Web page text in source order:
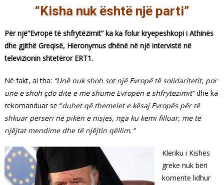
“Kisha nuk është një parti”
Për një“Evropë të shfrytëzimit” ka ka folur kryepeshkopi i Athinës
dhe gjithë Greqisë, Hieronymus dhënë në një intervistë në
televizionin shtetëror ERT1.
Në fakt, ai tha: “Unë nuk shoh sot një Evropë të solidaritetit, por
unë e shoh çdo ditë e mëshumë Evropën eshfrytëzimit”dhe ka
rekomanduar se “duhetqë themelet e kësaj Evropës për të
shkuar përsëri në pikën e nisjes, nga ku kemi filluar, me të
njëjtat mendime dhe të njëjtin qëllim. “
Kleriku i Kishës
greke nuk bëri
komente lidhur